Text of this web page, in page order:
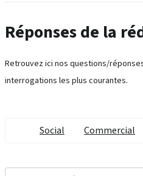
Réponses de la
Retrouvez ici nos questions/
interrogations les plus courantes.
Social Commercial